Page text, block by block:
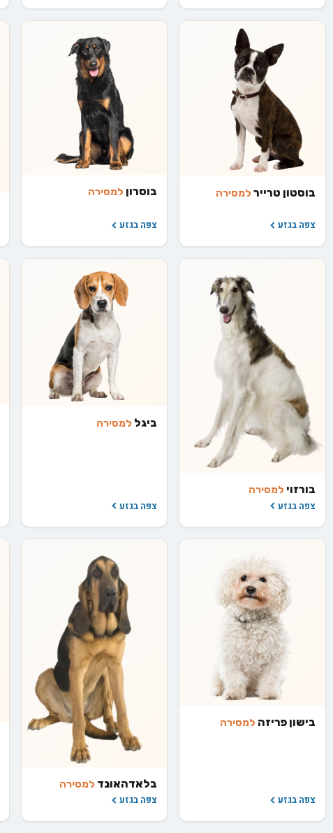
בוסטון טרייר למסירה
צפה בגזע
בוסרון למסירה
צפה בגזע
בורזוי למסירה
צפה בגזע
ביגל למסירה
צפה בגזע
בישון פריזה למסירה
צפה בגזע
בלאדהאונד למסירה
צפה בגזע